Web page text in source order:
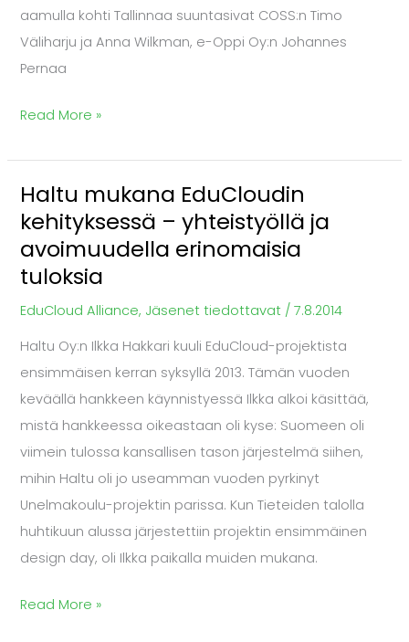
aamulla kohti Tallinnaa suuntasivat COSS:n Timo
Väliharju ja Anna Wilkman, e-Oppi Oy:n Johannes
Pernaa
Read More »
Haltu mukana EduCloudin
kehityksessä – yhteistyöllä ja
avoimuudella erinomaisia
tuloksia
EduCloud Alliance, Jäsenet tiedottavat /7.8.2014
Haltu Oy:n Ilkka Hakkari kuuli EduCloud-projektista
ensimmäisen kerran syksyllä 2013. Tämän vuoden
keväällä hankkeen käynnistyessä Ilkka alkoi käsittää,
mistä hankkeessa oikeastaan oli kyse: Suomeen oli
viimein tulossa kansallisen tason järjestelmä siihen,
mihin Haltu oli jo useamman vuoden pyrkinyt
Unelmakoulu-projektin parissa. Kun Tieteiden talolla
huhtikuun alussa järjestettiin projektin ensimmäinen
design day, oli Ilkka paikalla muiden mukana.
Haltu
mukana
EduCloudin
kehityksessä
ja
avoimuudella
erinomaisia
tuloksia
Read More »